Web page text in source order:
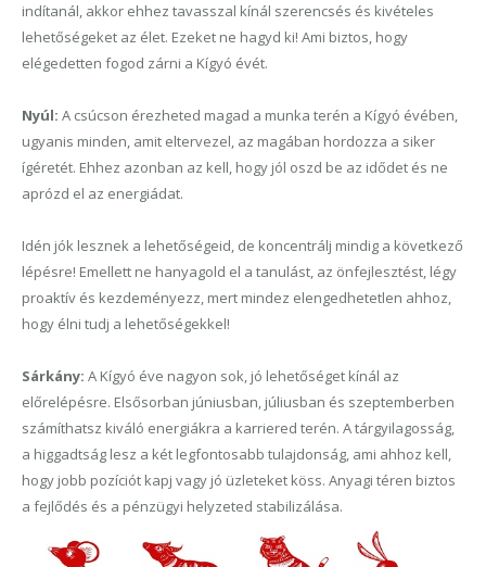
indítanál, akkor ehhez tavasszal kínál szerencsés és kivételes
lehetőségeket az élet. Ezeket ne hagyd ki! Ami biztos, hogy
elégedetten fogod zárni a Kígyó évét.
Nyúl: A csúcson érezheted magad a munka terén a Kígyó évében,
ugyanis minden, amit eltervezel, az magában hordozza a siker
ígéretét. Ehhez azonban az kell, hogy jól oszd be az idődet és ne
aprózd el az energiádat.
Idén jók lesznek a lehetőségeid, de koncentrálj mindig a következő
lépésre! Emellett ne hanyagold el a tanulást, az önfejlesztést, légy
proaktív és kezdeményezz, mert mindez elengedhetetlen ahhoz,
hogy élni tudj a lehetőségekkel!
Sárkány: A Kígyó éve nagyon sok, jó lehetőséget kínál az
előrelépésre. Elsősorban júniusban, júliusban és szeptemberben
számíthatsz kiváló energiákra a karriered terén. A tárgyilagosság,
a higgadtság lesz a két legfontosabb tulajdonság, ami ahhoz kell,
hogy jobb pozíciót kapj vagy jó üzleteket köss. Anyagi téren biztos
a fejlődés és a pénzügyi helyzeted stabilizálása.